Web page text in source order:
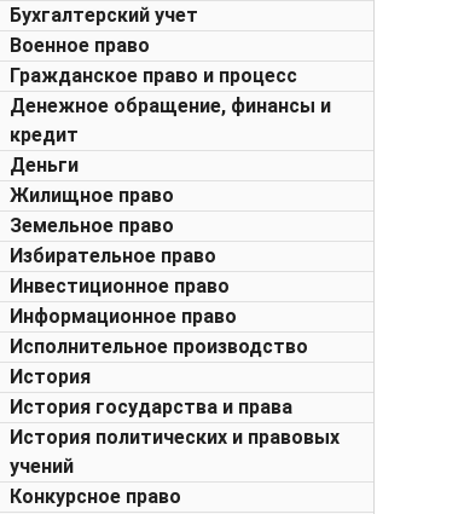
Бухгалтерский учет
Военное право
Гражданское право и процесс
Денежное обращение, финансы и
кредит
Деньги
Жилищное право
Земельное право
Избирательное право
Инвестиционное право
Информационное право
Исполнительное производство
История
История государства и права
История политических и правовых
учений
Конкурсное право